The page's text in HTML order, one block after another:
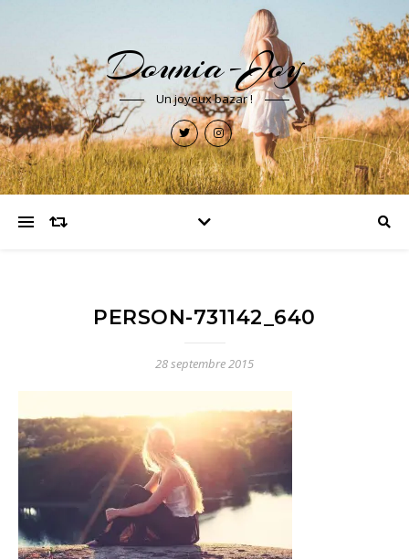
Dounia-Joy
Un joyeux bazar !
PERSON-731142_640
28 septembre 2015